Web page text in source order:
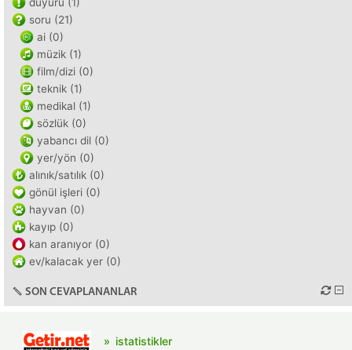
soru (21)
ai (0)
müzik (1)
film/dizi (0)
teknik (1)
medikal (1)
sözlük (0)
yabancı dil (0)
yer/yön (0)
alınık/satılık (0)
gönül işleri (0)
hayvan (0)
kayıp (0)
kan aranıyor (0)
ev/kalacak yer (0)
SON CEVAPLANANLAR
istatistikler